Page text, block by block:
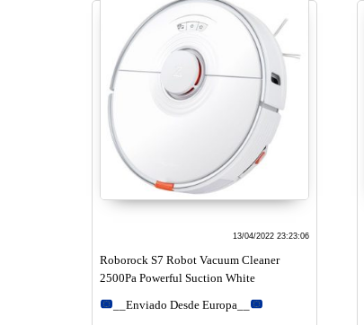
13/04/2022 23:23:06
Roborock S7 Robot Vacuum Cleaner
2500Pa Powerful Suction White
__Enviado Desde Europa__